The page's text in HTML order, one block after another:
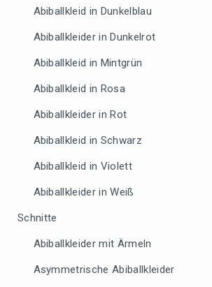
Abiballkleid in Dunkelblau
Abiballkleider in Dunkelrot
Abiballkleid in Mintgrün
Abiballkleid in Rosa
Abiballkleider in Rot
Abiballkleid in Schwarz
Abiballkleid in Violett
Abiballkleider in Weiß
Schnitte
Abiballkleider mit Ärmeln
Asymmetrische Abiballkleider